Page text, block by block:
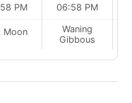
PM
Moon
06:58 PM
Waning
Gibbous